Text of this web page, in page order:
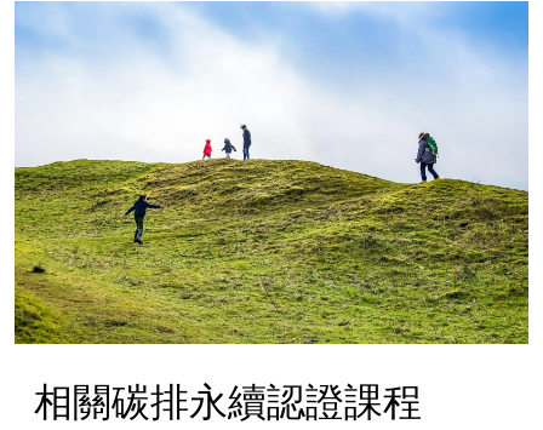
相關碳排永續認證課程